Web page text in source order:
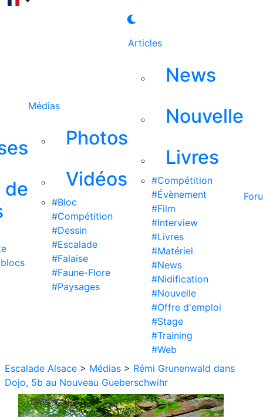
de
Médias
Photos
Vidéos
#Bloc
#Compétition
#Dessin
#Escalade
#Falaise
#Faune-Flore
#Paysages
Articles
News
Nouvelle
Livres
#Compétition
#Évènement
#Film
#Interview
#Livres
#Matériel
#News
#Nidification
#Nouvelle
#Offre d'emploi
#Stage
#Training
#Web
Escalade Alsace > Médias > Rémi Grunenwald dans
Dojo, 5b au Nouveau Gueberschwihr